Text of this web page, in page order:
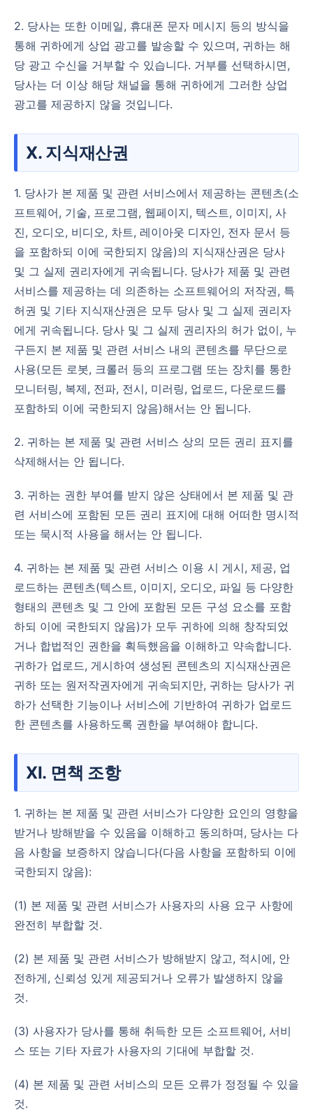
2. 당사는 또한 이메일, 휴대폰 문자 메시지 등의 방식을
통해 귀하에게 상업 광고를 발송할 수 있으며, 귀하는 해
당 광고 수신을 거부할 수 있습니다. 거부를 선택하시면,
당사는 더 이상 해당 채널을 통해 귀하에게 그러한 상업
광고를 제공하지 않을 것입니다.
X. 지식재산권
1. 당사가 본 제품 및 관련 서비스에서 제공하는 콘텐츠(소
프트웨어, 기술, 프로그램, 웹페이지, 텍스트, 이미지, 사
진, 오디오, 비디오, 차트, 레이아웃 디자인, 전자 문서 등
을 포함하되 이에 국한되지 않음)의 지식재산권은 당사
및 그 실제 권리자에게 귀속됩니다. 당사가 제품 및 관련
서비스를 제공하는 데 의존하는 소프트웨어의 저작권, 특
허권 및 기타 지식재산권은 모두 당사 및 그 실제 권리자
에게 귀속됩니다. 당사 및 그 실제 권리자의 허가 없이, 누
구든지 본 제품 및 관련 서비스 내의 콘텐츠를 무단으로
사용(모든 로봇, 크롤러 등의 프로그램 또는 장치를 통한
모니터링, 복제, 전파, 전시, 미러링, 업로드, 다운로드를
포함하되 이에 국한되지 않음)해서는 안 됩니다.
2. 귀하는 본 제품 및 관련 서비스 상의 모든 권리 표지를
삭제해서는 안 됩니다.
3. 귀하는 권한 부여를 받지 않은 상태에서 본 제품 및 관
련 서비스에 포함된 모든 권리 표지에 대해 어떠한 명시적
또는 묵시적 사용을 해서는 안 됩니다.
4. 귀하는 본 제품 및 관련 서비스 이용 시 게시, 제공, 업
로드하는 콘텐츠(텍스트, 이미지, 오디오, 파일 등 다양한
형태의 콘텐츠 및 그 안에 포함된 모든 구성 요소를 포함
하되 이에 국한되지 않음)가 모두 귀하에 의해 창작되었
거나 합법적인 권한을 획득했음을 이해하고 약속합니다.
귀하가 업로드, 게시하여 생성된 콘텐츠의 지식재산권은
귀하 또는 원저작권자에게 귀속되지만, 귀하는 당사가 귀
하가 선택한 기능이나 서비스에 기반하여 귀하가 업로드
한 콘텐츠를 사용하도록 권한을 부여해야 합니다.
XI. 면책 조항
1. 귀하는 본 제품 및 관련 서비스가 다양한 요인의 영향을
받거나 방해받을 수 있음을 이해하고 동의하며, 당사는 다
음 사항을 보증하지 않습니다(다음 사항을 포함하되 이에
국한되지 않음):
(1) 본 제품 및 관련 서비스가 사용자의 사용 요구 사항에
완전히 부합할 것.
(2) 본 제품 및 관련 서비스가 방해받지 않고, 적시에, 안
전하게, 신뢰성 있게 제공되거나 오류가 발생하지 않을
것.
(3) 사용자가 당사를 통해 취득한 모든 소프트웨어, 서비
스 또는 기타 자료가 사용자의 기대에 부합할 것.
(4) 본 제품 및 관련 서비스의 모든 오류가 정정될 수 있을
것.